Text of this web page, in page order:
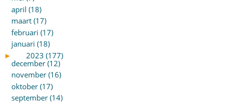
april (18)
maart (17)
februari (17)
januari (18)
►
2023 (177)
december (12)
november (16)
oktober (17)
september (14)